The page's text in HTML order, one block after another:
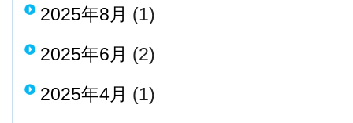
2025年8月 (1)
2025年6月 (2)
2025年4月 (1)